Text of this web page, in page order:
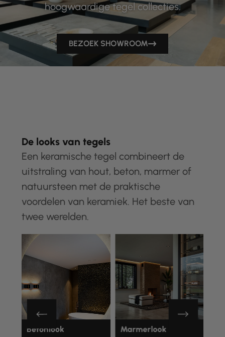
hoogwaardige tegel collecties.
BEZOEK SHOWROOM
De looks van tegels
Een keramische tegel combineert de
uitstraling van hout, beton, marmer of
natuursteen met de praktische
voordelen van keramiek. Het beste van
twee werelden.
Betonlook Marmerlook